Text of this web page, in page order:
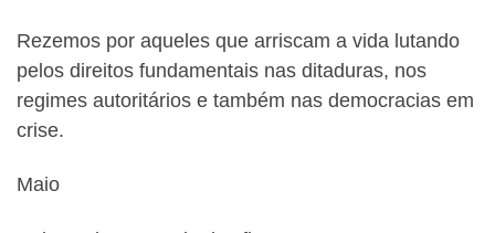
Rezemos por aqueles que arriscam a vida lutando
pelos direitos fundamentais nas ditaduras, nos
regimes autoritários e também nas democracias em
crise.
Maio